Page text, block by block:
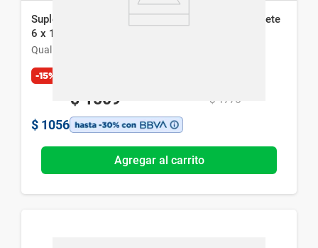
Suplemento Dietario Qualivits Magnesium Complete
6 x 100 Comp
Qualivits
-15%
$ 1509 $ 1775
$ 1056
Agregar al carrito